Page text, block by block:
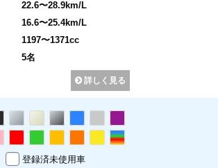
22.6〜28.9km/L
16.6〜25.4km/L
1197〜1371cc
5名
詳しく見る
登録済未使用車